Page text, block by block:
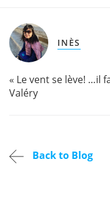
INÈS
« Le vent se lève! …il
Valéry
Back to Blog